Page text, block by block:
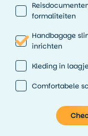
formaliteiten
Handbagage
inrichten
Kleding in
Comfortabele